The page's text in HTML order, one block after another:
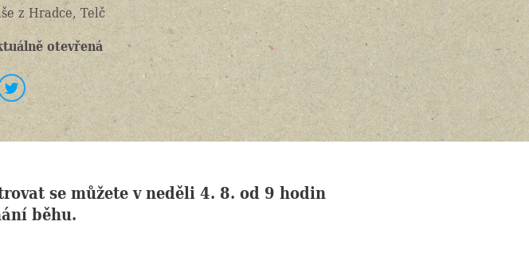
z Hradce, Telč
otevřená
se můžete v neděli 4. 8. od 9 hodin
běhu.